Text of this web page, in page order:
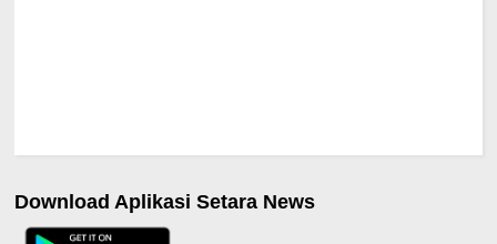
Download Aplikasi Setara News